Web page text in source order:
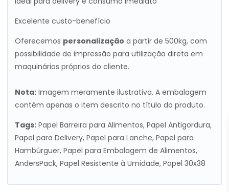
Excelente custo-benefício
Oferecemos personalização a partir de 500kg, com
possibilidade de impressão para utilização direta em
maquinários próprios do cliente.
Nota: Imagem meramente ilustrativa. A embalagem
contém apenas o item descrito no título do produto.
Tags: Papel Barreira para Alimentos, Papel Antigordura,
Papel para Delivery, Papel para Lanche, Papel para
Hambúrguer, Papel para Embalagem de Alimentos,
AndersPack, Papel Resistente à Umidade, Papel 30x38